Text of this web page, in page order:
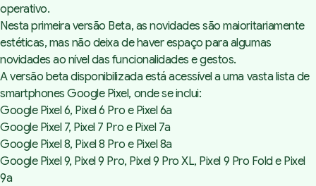
operativo.
Nesta primeira versão Beta, as novidades são maioritariamente
estéticas, mas não deixa de haver espaço para algumas
novidades ao nível das funcionalidades e gestos.
A versão beta disponibilizada está acessível a uma vasta lista de
smartphones Google Pixel, onde se inclui:
Google Pixel 6, Pixel 6 Pro e Pixel 6a
Google Pixel 7, Pixel 7 Pro e Pixel 7a
Google Pixel 8, Pixel 8 Pro e Pixel 8a
Google Pixel 9, Pixel 9 Pro, Pixel 9 Pro XL, Pixel 9 Pro Fold e Pixel
9a